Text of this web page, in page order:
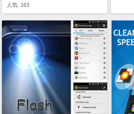
人気: 163